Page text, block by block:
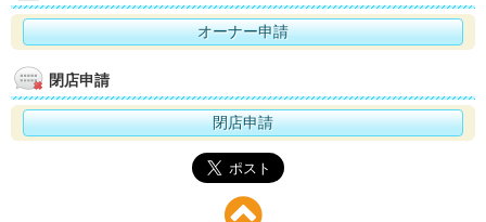
オーナー申請
閉店申請
閉店申請